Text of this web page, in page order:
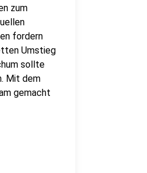
zum
fordern
Umstieg
sollte
Mit dem
gemacht